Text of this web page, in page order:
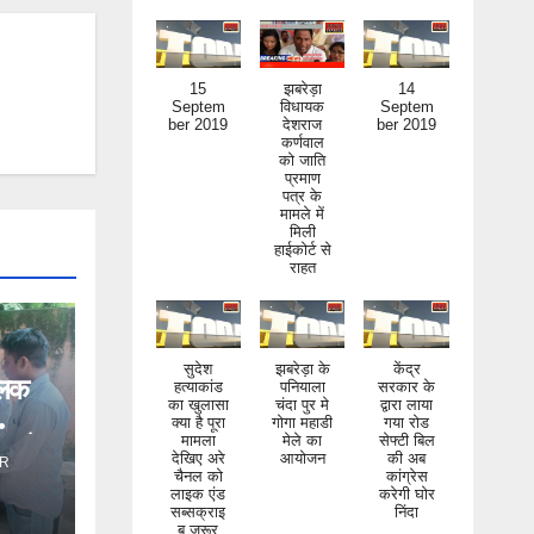
ने
15
Septem
ber 2019
झबरेड़ा
विधायक
देशराज
कर्णवाल
को जाति
प्रमाण
पत्र के
मामले में
मिली
हाईकोर्ट से
राहत
14
Septem
ber 2019
सुदेश
हत्याकांड
का खुलासा
क्या है पूरा
मामला
देखिए अरे
चैनल को
लाइक एंड
सब्सक्राइ
ब जरूर
झबरेड़ा के
पनियाला
चंदा पुर मे
गोगा महाडी
मेले का
आयोजन
केंद्र
सरकार के
द्वारा लाया
गया रोड
सेफ्टी बिल
की अब
कांग्रेस
करेगी घोर
निंदा